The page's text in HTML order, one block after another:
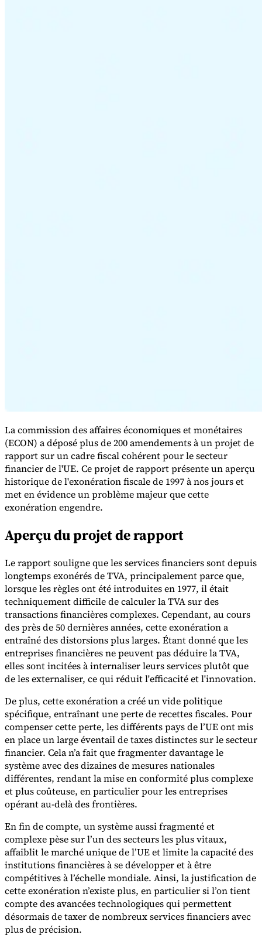
région du GolfeComment élaborer un cadre de contrôle de la
fiscalité indirecte
Taxes sur le carbone et prélèvements
environnementaux
Outils
Calculateur de VATCalculateur de GSTCalculateur de taxe de
venteVérificateur de numéro de VATSuivi des obligations de
facturation électronique
Experts
Nos auteurs
Devenir contributeur Choisir un expert
La commission des affaires économiques et monétaires
(ECON) a déposé plus de 200 amendements à un projet de
rapport sur un cadre fiscal cohérent pour le secteur
financier de l'UE. Ce projet de rapport présente un aperçu
historique de l'exonération fiscale de 1997 à nos jours et
met en évidence un problème majeur que cette
exonération engendre.
Aperçu du projet de rapport
Le rapport souligne que les services financiers sont depuis
longtemps exonérés de TVA, principalement parce que,
lorsque les règles ont été introduites en 1977, il était
techniquement difficile de calculer la TVA sur des
transactions financières complexes. Cependant, au cours
des près de 50 dernières années, cette exonération a
entraîné des distorsions plus larges. Étant donné que les
entreprises financières ne peuvent pas déduire la TVA,
elles sont incitées à internaliser leurs services plutôt que
de les externaliser, ce qui réduit l'efficacité et l'innovation.
De plus, cette exonération a créé un vide politique
spécifique, entraînant une perte de recettes fiscales. Pour
compenser cette perte, les différents pays de l’UE ont mis
en place un large éventail de taxes distinctes sur le secteur
financier. Cela n’a fait que fragmenter davantage le
système avec des dizaines de mesures nationales
différentes, rendant la mise en conformité plus complexe
et plus coûteuse, en particulier pour les entreprises
opérant au-delà des frontières.
En fin de compte, un système aussi fragmenté et
complexe pèse sur l’un des secteurs les plus vitaux,
affaiblit le marché unique de l’UE et limite la capacité des
institutions financières à se développer et à être
compétitives à l’échelle mondiale. Ainsi, la justification de
cette exonération n’existe plus, en particulier si l’on tient
compte des avancées technologiques qui permettent
désormais de taxer de nombreux services financiers avec
plus de précision.